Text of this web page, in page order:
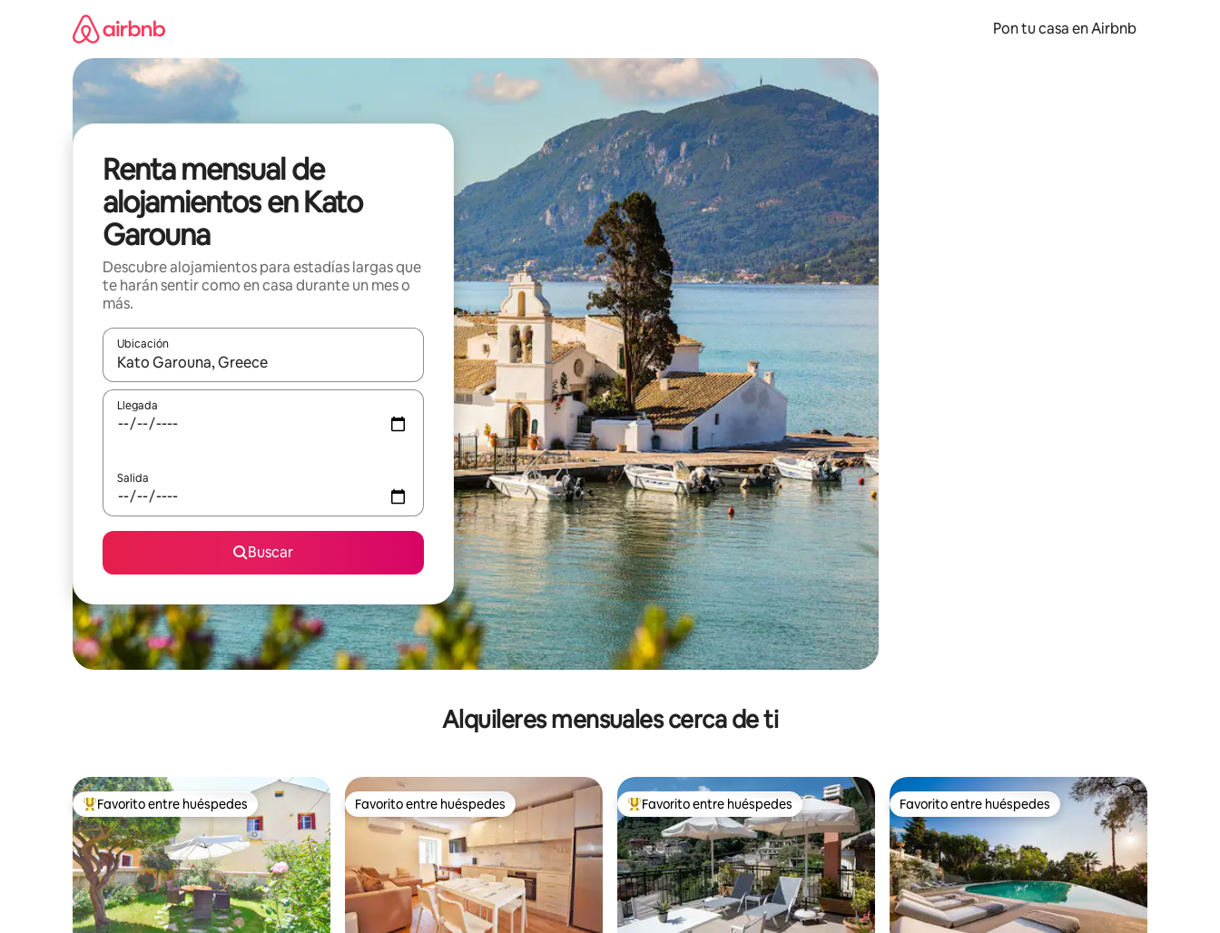
Pon tu casa en Airbnb
Renta mensual de
alojamientos en Kato
Garouna
Descubre alojamientos para estadías largas que
te harán sentir como en casa durante un mes o
más.
Ubicación
Cuando los resultados estén disponibles, navega con las teclas de flecha hacia arriba y hacia abajo o explora con el tacto o desliza el dedo.
Llegada
Salida
Buscar
Alquileres mensuales cerca de ti
Favorito entre huéspedes preferido
Favorito entre huéspedes Favorito entre huéspedes
Favorito entre huéspedes Favorito entre huéspedes preferido
Favorito entre huéspedes Favorito entre huéspedes
Favorito entre huéspedes